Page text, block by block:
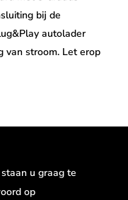
bij de
autolader
van stroom. Let erop
u graag te
op